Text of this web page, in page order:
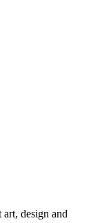
design and